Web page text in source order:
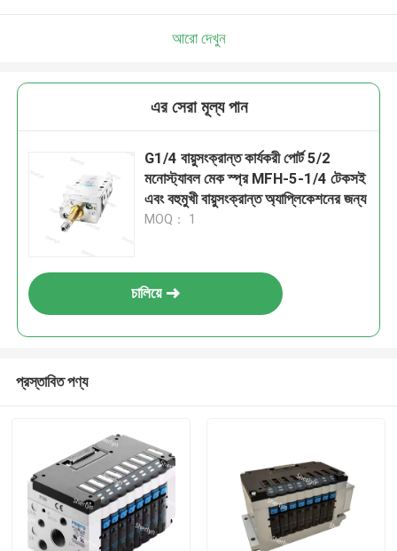
আরো দেখুন
এর সেরা মূল্য পান
G1/4 বায়ুসংক্রান্ত কার্যকরী পোর্ট 5/2
মনোস্ট্যাবল মেক স্প্র MFH-5-1/4 টেকসই
এবং বহুমুখী বায়ুসংক্রান্ত অ্যাপ্লিকেশনের জন্য
MOQ： 1
চালিয়ে
প্রস্তাবিত পণ্য